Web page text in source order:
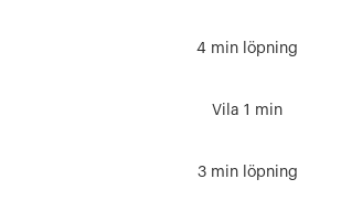
4 min löpning
Vila 1 min
3 min löpning